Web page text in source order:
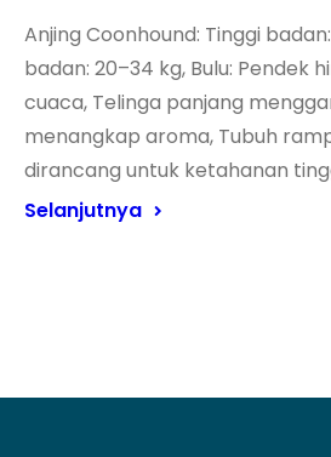
Anjing Coonhound: Tinggi
badan: 20–34 kg, Bulu: Pendek
cuaca, Telinga panjang
menangkap aroma, Tubuh
dirancang untuk ketahanan
Selanjutnya